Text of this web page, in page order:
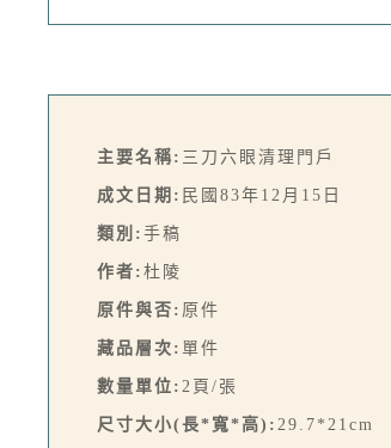
主要名稱: 三刀六眼清理門戶
成文日期: 民國83年12月15日
類別: 手稿
作者: 杜陵
原件與否: 原件
藏品層次: 單件
數量單位: 2頁/張
尺寸大小(長*寬*高): 29.7*21cm